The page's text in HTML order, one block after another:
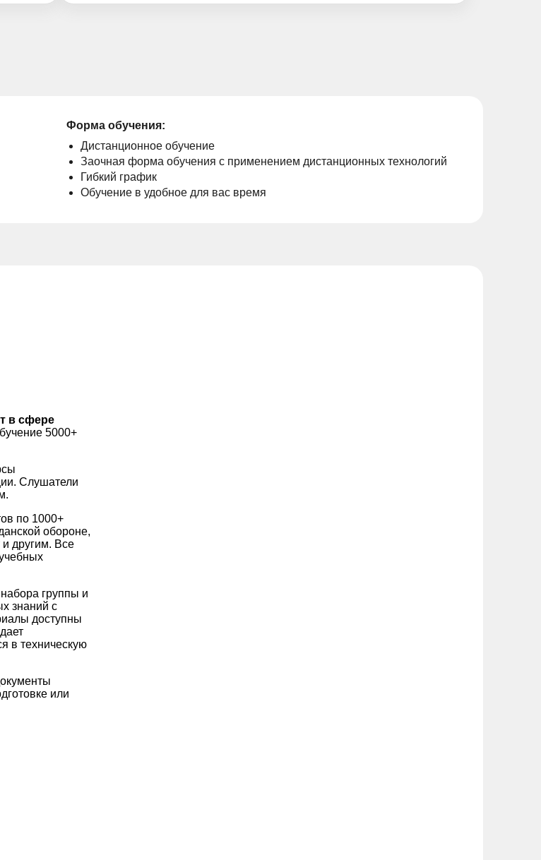
Форма обучения:
Дистанционное обучение
Заочная форма обучения с применением дистанционных технологий
Гибкий график
Обучение в удобное для вас время
в сфере
5000+
Слушатели
по 1000+
обороне,
другим. Все
группы и
знаний с
доступны
в техническую
или